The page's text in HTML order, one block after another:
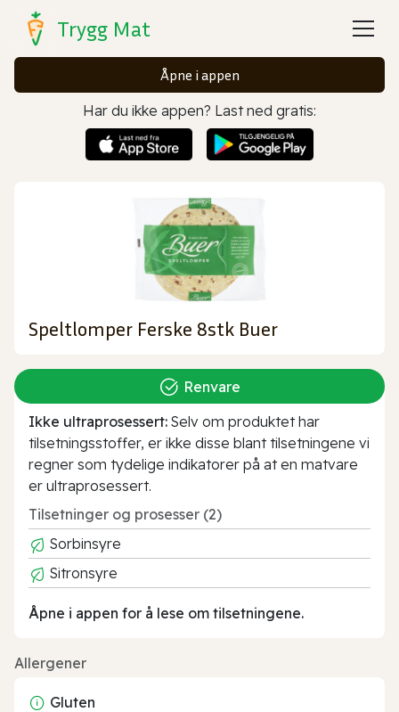
Trygg Mat
Åpne i appen
Har du ikke appen? Last ned gratis:
Speltlomper Ferske 8stk Buer
Renvare
Ikke ultraprosessert: Selv om produktet har
tilsetningsstoffer, er ikke disse blant tilsetningene vi
regner som tydelige indikatorer på at en matvare
er ultraprosessert.
Tilsetninger og prosesser (2)
Sorbinsyre
Sitronsyre
Åpne i appen for å lese om tilsetningene.
Allergener
Gluten